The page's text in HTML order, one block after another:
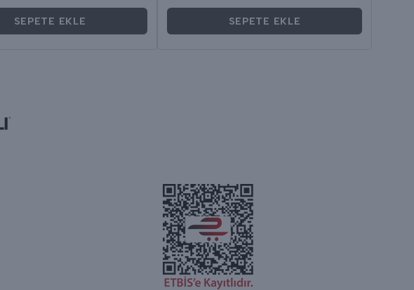
SEPETE EKLE SEPETE EKLE